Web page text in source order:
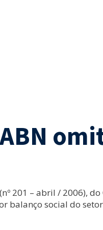
201 – abril / 2006),
balanço social do